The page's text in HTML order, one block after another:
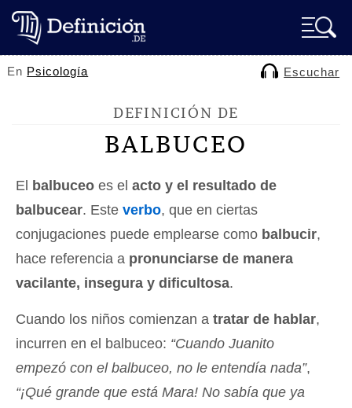
En Psicología Escuchar
DEFINICIÓN DE
BALBUCEO
El balbuceo es el acto y el resultado de
balbucear. Este verbo, que en ciertas
conjugaciones puede emplearse como balbucir,
hace referencia a pronunciarse de manera
vacilante, insegura y dificultosa.
Cuando los niños comienzan a tratar de hablar,
incurren en el balbuceo: “Cuando Juanito
empezó con el balbuceo, no le entendía nada”,
“¡Qué grande que está Mara! No sabía que ya